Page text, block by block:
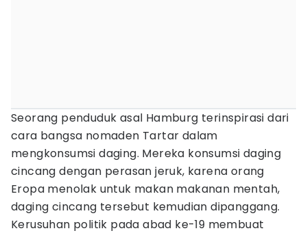
Seorang penduduk asal Hamburg terinspirasi dari
cara bangsa nomaden Tartar dalam
mengkonsumsi daging. Mereka konsumsi daging
cincang dengan perasan jeruk, karena orang
Eropa menolak untuk makan makanan mentah,
daging cincang tersebut kemudian dipanggang.
Kerusuhan politik pada abad ke-19 membuat